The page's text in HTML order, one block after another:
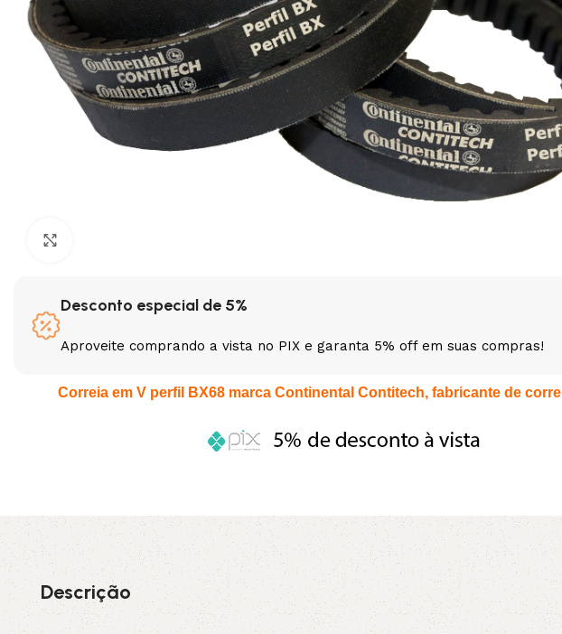
3L 3VX 5V
A AX B
D
XPA XPB XPZ
Desconto especial de 5%
Aproveite comprando a vista no PIX e garanta 5% off em suas compras!
Correia em V perfil BX68 marca Continental Contitech, fabricante de
Descrição